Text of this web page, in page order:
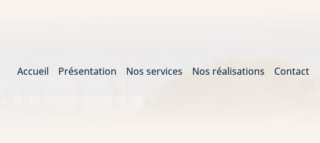
Main
Accueil Présentation Nos services Nos réalisations Contact